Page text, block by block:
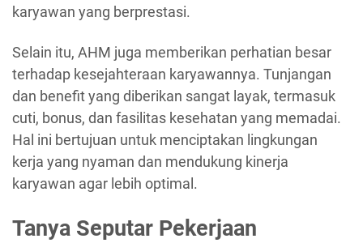
karyawan yang berprestasi.
Selain itu, AHM juga memberikan perhatian besar
terhadap kesejahteraan karyawannya. Tunjangan
dan benefit yang diberikan sangat layak, termasuk
cuti, bonus, dan fasilitas kesehatan yang memadai.
Hal ini bertujuan untuk menciptakan lingkungan
kerja yang nyaman dan mendukung kinerja
karyawan agar lebih optimal.
Tanya Seputar Pekerjaan